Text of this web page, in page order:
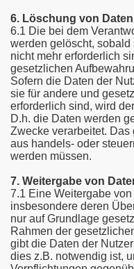
6. Löschung von Daten
6.1 Die bei dem
werden gelöscht,
nicht mehr erforderlich
gesetzlichen
Sofern die Daten der
sie für andere und
erforderlich sind, wird
D.h. die Daten werden
Zwecke verarbeitet. Das
aus handels- oder
werden müssen.
7. Weitergabe von
7.1 Eine Weitergabe
insbesondere deren
nur auf Grundlage
Rahmen der
gibt die Daten der
dies z.B. notwendig ist,